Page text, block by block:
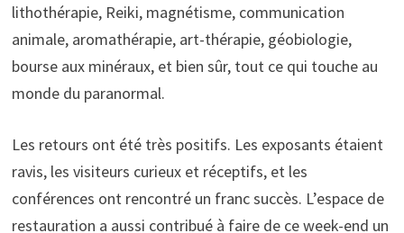
lithothérapie, Reiki, magnétisme, communication
animale, aromathérapie, art-thérapie, géobiologie,
bourse aux minéraux, et bien sûr, tout ce qui touche au
monde du paranormal.
Les retours ont été très positifs. Les exposants étaient
ravis, les visiteurs curieux et réceptifs, et les
conférences ont rencontré un franc succès. L’espace de
restauration a aussi contribué à faire de ce week-end un